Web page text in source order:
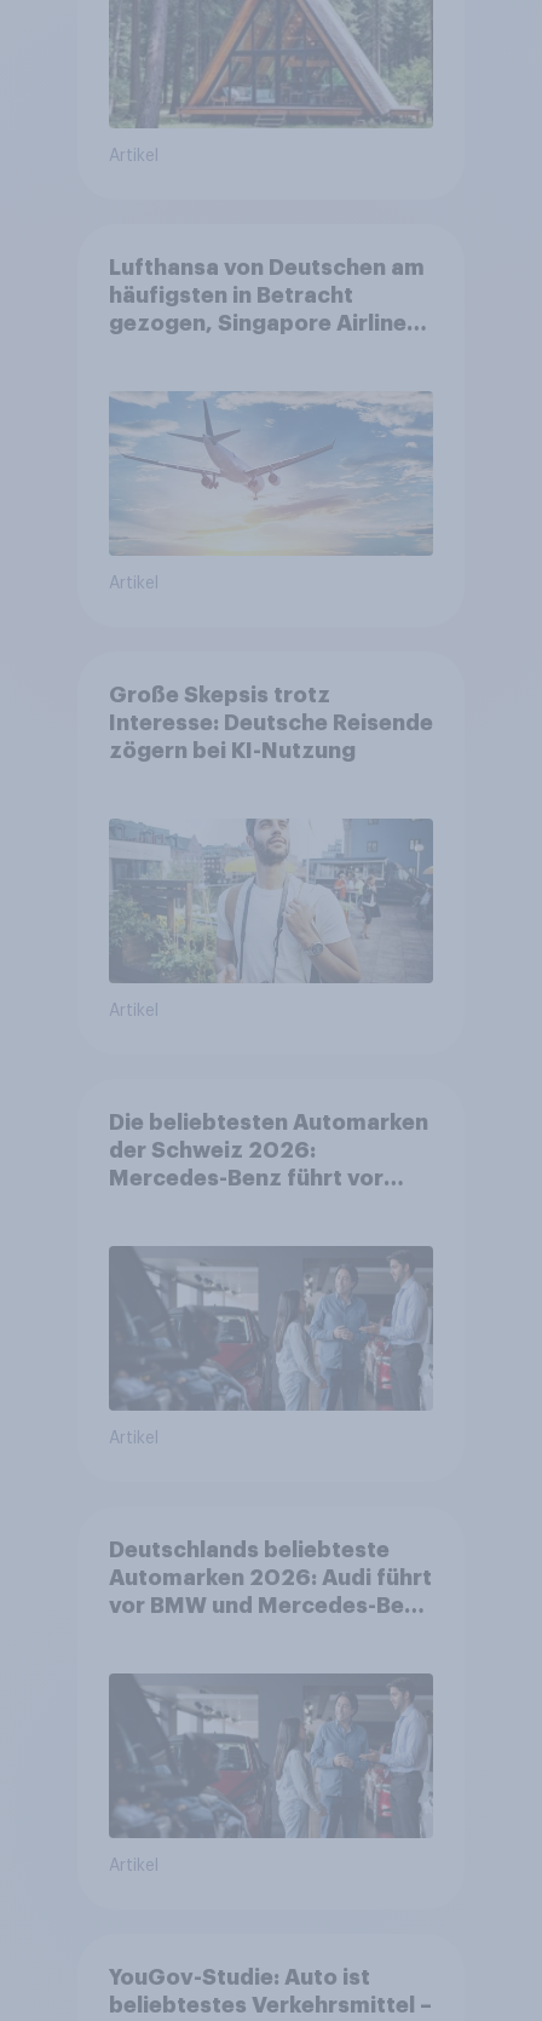
Artikel
Lufthansa von Deutschen am
häufigsten in Betracht
gezogen, Singapore Airlines
Artikel
Große Skepsis trotz
Interesse: Deutsche Reisende
zögern bei KI-Nutzung
Artikel
Die beliebtesten Automarken
der Schweiz 2026:
Mercedes-Benz führt vor
Artikel
Deutschlands beliebteste
Automarken 2026: Audi führt
vor BMW und Mercedes-Benz
Artikel
YouGov-Studie: Auto ist
beliebtestes Verkehrsmittel –